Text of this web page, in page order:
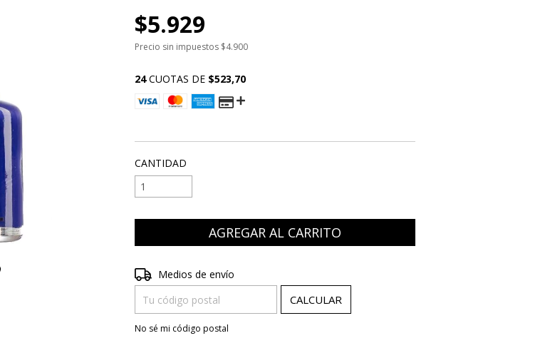
$5.929
Precio sin impuestos $4.900
24 CUOTAS DE $523,70
CANTIDAD
Entregas para el CP:
Medios de envío
CALCULAR
No sé mi código postal